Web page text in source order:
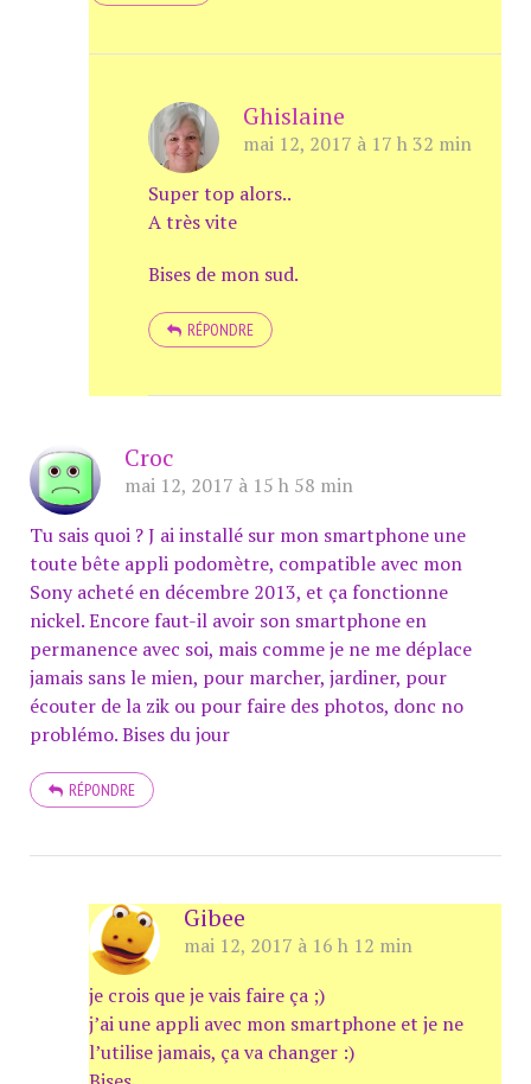
Ghislaine
mai 12, 2017 à 17 h 32 min
Super top alors..
A très vite
Bises de mon sud.
RÉPONDRE
Croc
mai 12, 2017 à 15 h 58 min
Tu sais quoi ? J ai installé sur mon smartphone une
toute bête appli podomètre, compatible avec mon
Sony acheté en décembre 2013, et ça fonctionne
nickel. Encore faut-il avoir son smartphone en
permanence avec soi, mais comme je ne me déplace
jamais sans le mien, pour marcher, jardiner, pour
écouter de la zik ou pour faire des photos, donc no
problémo. Bises du jour
RÉPONDRE
Gibee
mai 12, 2017 à 16 h 12 min
je crois que je vais faire ça ;)
j’ai une appli avec mon smartphone et je ne
l’utilise jamais, ça va changer :)